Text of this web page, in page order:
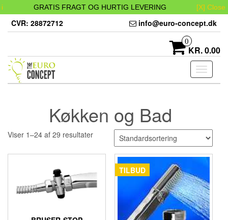
i GRATIS FRAGT OG HURTIG LEVERING [X] Close
SkipCVR: 28872712 info@euro-concept.dk
0
KR. 0.00
Toggle
Køkken og Bad
Viser 1–24 af 29 resultater
TILBUD